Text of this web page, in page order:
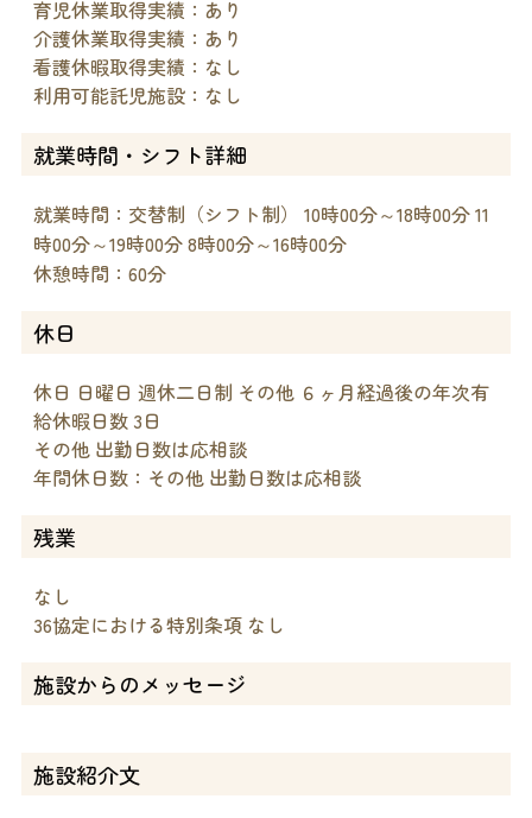
育児休業取得実績：あり
介護休業取得実績：あり
看護休暇取得実績：なし
利用可能託児施設：なし
就業時間・シフト詳細
就業時間：交替制（シフト制） 10時00分～18時00分 11
時00分～19時00分 8時00分～16時00分
休憩時間：60分
休日
休日 日曜日 週休二日制 その他 ６ヶ月経過後の年次有
給休暇日数 3日
その他 出勤日数は応相談
年間休日数：その他 出勤日数は応相談
残業
なし
36協定における特別条項 なし
施設からのメッセージ
施設紹介文